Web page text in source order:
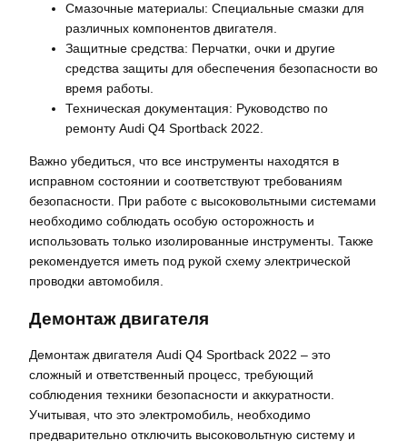
Смазочные материалы: Специальные смазки для
различных компонентов двигателя.
Защитные средства: Перчатки, очки и другие
средства защиты для обеспечения безопасности во
время работы.
Техническая документация: Руководство по
ремонту Audi Q4 Sportback 2022.
Важно убедиться, что все инструменты находятся в
исправном состоянии и соответствуют требованиям
безопасности. При работе с высоковольтными системами
необходимо соблюдать особую осторожность и
использовать только изолированные инструменты. Также
рекомендуется иметь под рукой схему электрической
проводки автомобиля.
Демонтаж двигателя
Демонтаж двигателя Audi Q4 Sportback 2022 – это
сложный и ответственный процесс, требующий
соблюдения техники безопасности и аккуратности.
Учитывая, что это электромобиль, необходимо
предварительно отключить высоковольтную систему и